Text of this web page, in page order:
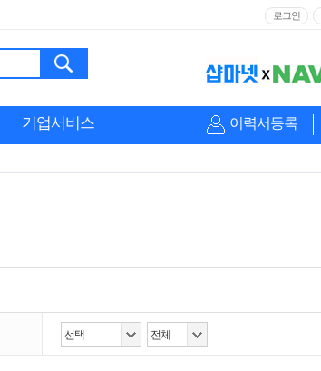
로그인
기업서비스 이력서등록